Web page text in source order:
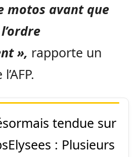
motos avant que
», rapporte un
tendue sur
: Plusieurs